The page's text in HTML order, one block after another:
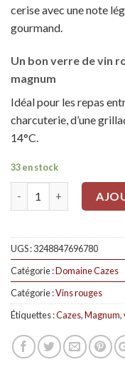
cerise avec une note
gourmand.
Un bon verre de vin
magnum
Idéal pour les repas
charcuterie, d’une
14°C.
33 en stock
UGS :3248847696780
Catégorie :Domaine Cazes
Catégorie :Vins rouges
Étiquettes :Cazes,Magnum,